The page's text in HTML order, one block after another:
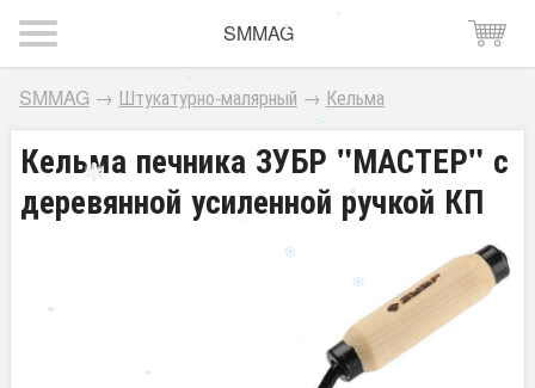
SMMAG
SMMAG → Штукатурно-малярный → Кельма
Кельма печника ЗУБР "МАСТЕР" с
деревянной усиленной ручкой КП